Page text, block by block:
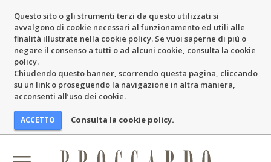
Questo sito o gli strumenti terzi da questo utilizzati si
avvalgono di cookie necessari al funzionamento ed utili alle
finalità illustrate nella cookie policy. Se vuoi saperne di più o
negare il consenso a tutti o ad alcuni cookie, consulta la cookie
policy.
Chiudendo questo banner, scorrendo questa pagina, cliccando
su un link o proseguendo la navigazione in altra maniera,
acconsenti all’uso dei cookie.
Consulta la cookie policy.